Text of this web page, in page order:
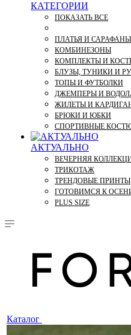
КАТЕГОРИИ
ПОКАЗАТЬ ВСЕ
ПЛАТЬЯ И САРАФАНЫ
КОМБИНЕЗОНЫ
КОМПЛЕКТЫ И
БЛУЗЫ, ТУНИКИ И
ТОПЫ И ФУТБОЛКИ
ДЖЕМПЕРЫ И
ЖИЛЕТЫ И
БРЮКИ И ЮБКИ
СПОРТИВНЫЕ
АКТУАЛЬНО
ВЕЧЕРНЯЯ
ТРИКОТАЖ
ТРЕНДОВЫЕ ПРИНТЫ
ГОТОВИМСЯ К
PLUS SIZE
Каталог